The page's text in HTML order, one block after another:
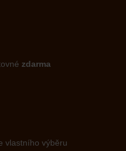
zdarma
vlastního výběru